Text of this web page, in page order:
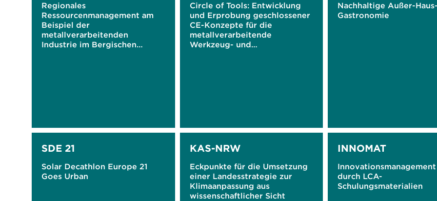
Regionales
Ressourcenmanagement am
Beispiel der
metallverarbeitenden
Industrie im Bergischen
Circle of Tools: Entwicklung
und Erprobung geschlossener
CE-Konzepte für die
metallverarbeitende
Werkzeug- und
Nachhaltige Außer-Haus-
Gastronomie
SDE 21
Solar Decathlon Europe 21
Goes Urban
KAS-NRW
Eckpunkte für die Umsetzung
einer Landesstrategie zur
Klimaanpassung aus
wissenschaftlicher Sicht
INNOMAT
Innovationsmanagement
durch LCA-
Schulungsmaterialien